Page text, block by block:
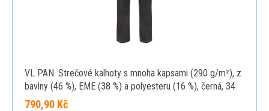
VL PAN. Strečové kalhoty s mnoha kapsami (290 g/m²), z
bavlny (46 %), EME (38 %) a polyesteru (16 %), černá, 34
790,90 Kč